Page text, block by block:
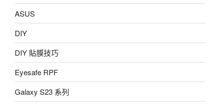
ASUS
DIY
DIY 貼膜技巧
Eyesafe RPF
Galaxy S23 系列